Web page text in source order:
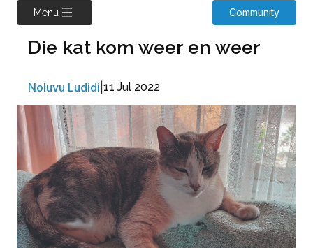
Menu Community
Die kat kom weer en weer
Noluvu Ludidi 11 Jul 2022